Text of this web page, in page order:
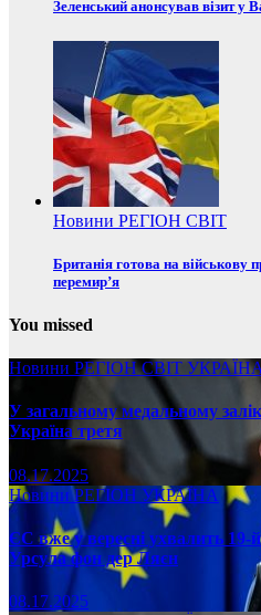
Зеленський анонсував візит у
Новини РЕГІОН СВІТ
Британія готова на військову
перемир’я
You missed
Новини РЕГІОНСВІТ УКРАЇНА
У загальному медальному
Україна третя
08.17.2025
НовиниРЕГІОН УКРАЇНА
ЄС вже у вересні ухвалить 19-
Урсула фон дер Ляєн
08.17.2025